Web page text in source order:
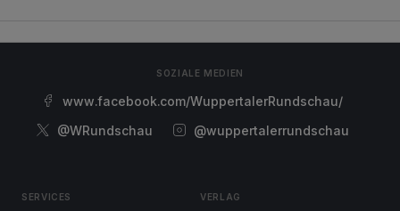
SOZIALE MEDIEN
www.facebook.com/WuppertalerRundschau/
@WRundschau
@wuppertalerrundschau
SERVICES VERLAG